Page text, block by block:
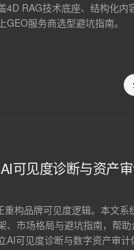
4D RAG技术底座、结构化内
GEO服务商选型避坑指南。
可见度诊断与资产
构品牌可见度逻辑。本文系
、市场格局与避坑指南，帮助
AI可见度诊断与数字资产审计